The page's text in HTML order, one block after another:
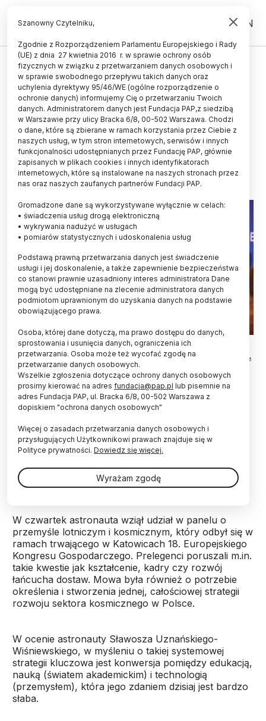
PL EN
TECHNOLOGIA
EKG/ Uznański-Wiśniewski:
potrzebna nam konwersja
pomiędzy edukacją, nauką i
technologią
24.04.2026
aktualizacja: 24.04.2026
2 minuty czytania
Katowice, 23.04.2026. Od lewej: senior partner w 3 Hazel Tree Partners,
CEO i założycielka GoCosmic Justyna Redelkiewicz, astronauta ESA
Sławosz Uznański-Wiśniewski, prezess Space Entrepreneurship Institute
i CEO AROBS Polska Michał Szwajewski oraz dziennikarz naukowy,
założyciel Fundacji Nauka. To lubię Tomasz Rożek podczas panelu
„Przemysł lotniczy i kosmiczny” w drugim dniu Europejskiego Kongresu
Gospodarczego w Katowicach, 23 bm. XVIII EKG odbywa się pod hasłem
„The Power of Dialogue. Siła dialogu”. (jm) PAP/Jarek Praszkiewicz
Nie będzie systemowego rozwoju sektora
kosmicznego w Polsce bez konwersji edukacji,
nauki i technologii – powiedział astronauta
potrzebę opracowania spójnej krajowej strategii
rozwoju sektora kosmicznego.
W czwartek astronauta wziął udział w panelu o
przemyśle lotniczym i kosmicznym, który odbył się w
ramach trwającego w Katowicach 18. Europejskiego
Kongresu Gospodarczego. Prelegenci poruszali m.in.
takie kwestie jak kształcenie, kadry czy rozwój
łańcucha dostaw. Mowa była również o potrzebie
określenia i stworzenia jednej, całościowej strategii
rozwoju sektora kosmicznego w Polsce.
W ocenie astronauty Sławosza Uznańskiego-
Wiśniewskiego, w myśleniu o takiej systemowej
strategii kluczowa jest konwersja pomiędzy edukacją,
nauką (światem akademickim) i technologią
(przemysłem), która jego zdaniem dzisiaj jest bardzo
słaba.
Szanowny Czytelniku,
Zgodnie z Rozporządzeniem Parlamentu Europejskiego i Rady
(UE) z dnia 27 kwietnia 2016 r. w sprawie ochrony osób
fizycznych w związku z przetwarzaniem danych osobowych i
w sprawie swobodnego przepływu takich danych oraz
uchylenia dyrektywy 95/46/WE (ogólne rozporządzenie o
ochronie danych) informujemy Cię o przetwarzaniu Twoich
danych. Administratorem danych jest Fundacja PAP,z siedzibą
w Warszawie przy ulicy Bracka 6/8, 00-502 Warszawa. Chodzi
o dane, które są zbierane w ramach korzystania przez Ciebie z
naszych usług, w tym stron internetowych, serwisów i innych
funkcjonalności udostępnianych przez Fundację PAP, głównie
zapisanych w plikach cookies i innych identyfikatorach
internetowych, które są instalowane na naszych stronach przez
nas oraz naszych zaufanych partnerów Fundacji PAP.
Gromadzone dane są wykorzystywane wyłącznie w celach:
• świadczenia usług drogą elektroniczną
• wykrywania nadużyć w usługach
• pomiarów statystycznych i udoskonalenia usług
Podstawą prawną przetwarzania danych jest świadczenie
usługi i jej doskonalenie, a także zapewnienie bezpieczeństwa
co stanowi prawnie uzasadniony interes administratora Dane
mogą być udostępniane na zlecenie administratora danych
podmiotom uprawnionym do uzyskania danych na podstawie
obowiązującego prawa.
Osoba, której dane dotyczą, ma prawo dostępu do danych,
sprostowania i usunięcia danych, ograniczenia ich
przetwarzania. Osoba może też wycofać zgodę na
przetwarzanie danych osobowych.
Wszelkie zgłoszenia dotyczące ochrony danych osobowych
prosimy kierować na adres fundacja@pap.pl lub pisemnie na
adres Fundacja PAP, ul. Bracka 6/8, 00-502 Warszawa z
dopiskiem "ochrona danych osobowych"
Więcej o zasadach przetwarzania danych osobowych i
przysługujących Użytkownikowi prawach znajduje się w
Polityce prywatności. Dowiedz się więcej.
Wyrażam zgodę